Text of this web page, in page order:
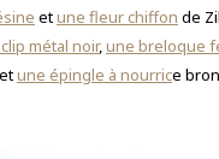
etune fleur chiffon de
métal noir,une breloque
une épingle à nourrice